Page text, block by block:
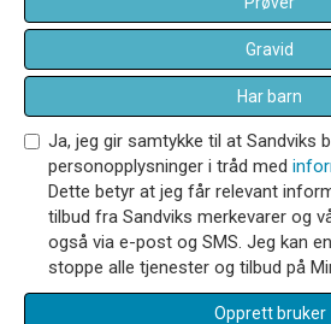
Gravid
Har barn
Ja, jeg gir samtykke til at Sandviks
personopplysninger i tråd med
Dette betyr at jeg får relevant
tilbud fra Sandviks merkevarer og
også via e-post og SMS. Jeg kan
stoppe alle tjenester og tilbud på
Opprett bruker